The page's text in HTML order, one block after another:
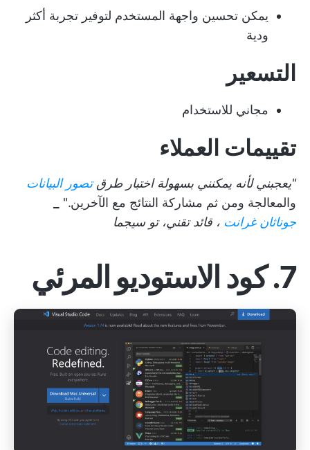
يمكن تحسين واجهة المستخدم لتوفير تجربة أكثر
ودية
التسعير
مجاني للاستخدام
تقييمات العملاء
"يعجبني لأنه يمكنني بسهولة اختبار طرقتصور البيانات
والمعالجة ومن ثم مشاركة النتائج مع الآخرين."
جوناثان غرانت ، قائد تقني، تو سيجما
7. كود الاستوديو المرئي